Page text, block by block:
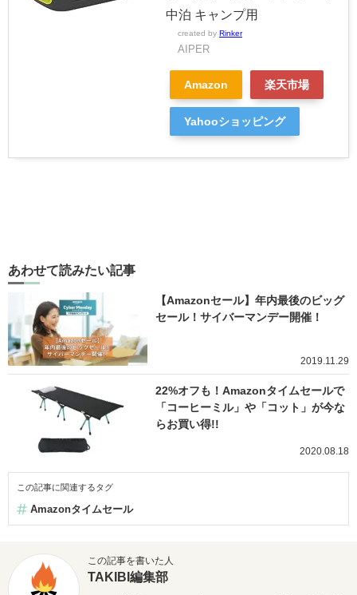
中泊 キャンプ用
created by Rinker
AIPER
Amazon 楽天市場
Yahooショッピング
あわせて読みたい記事
【Amazonセール】年内最後のビッグ
セール！サイバーマンデー開催！
2019.11.29
22%オフも！Amazonタイムセールで
「コーヒーミル」や「コット」が今な
らお買い得!!
2020.08.18
この記事に関連するタグ
Amazonタイムセール
この記事を書いた人
TAKIBI編集部